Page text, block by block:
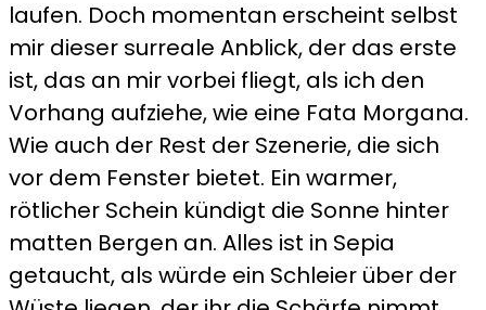
laufen. Doch momentan erscheint selbst
mir dieser surreale Anblick, der das erste
ist, das an mir vorbei fliegt, als ich den
Vorhang aufziehe, wie eine Fata Morgana.
Wie auch der Rest der Szenerie, die sich
vor dem Fenster bietet. Ein warmer,
rötlicher Schein kündigt die Sonne hinter
matten Bergen an. Alles ist in Sepia
getaucht, als würde ein Schleier über der